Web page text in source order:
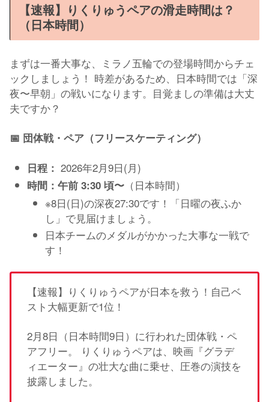
【速報】りくりゅうペアの滑走時間は？
（日本時間）
まずは一番大事な、ミラノ五輪での登場時間からチェ
ックしましょう！ 時差があるため、日本時間では「深
夜〜早朝」の戦いになります。目覚ましの準備は大丈
夫ですか？
📅 団体戦・ペア（フリースケーティング）
日程： 2026年2月9日(月)
時間：午前 3:30 頃〜 （日本時間）
※8日(日)の深夜27:30です！「日曜の夜ふか
し」で見届けましょう。
日本チームのメダルがかかった大事な一戦で
す！
【速報】りくりゅうペアが日本を救う！自己ベ
スト大幅更新で1位！
2月8日（日本時間9日）に行われた団体戦・ペ
アフリー。 りくりゅうペアは、映画『グラデ
ィエーター』の壮大な曲に乗せ、圧巻の演技を
披露しました。